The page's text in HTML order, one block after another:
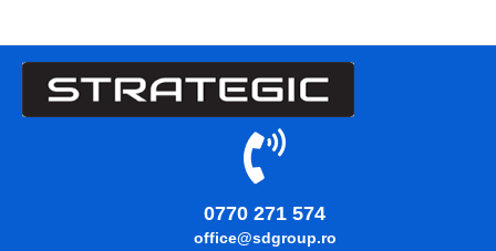
0770 271 574
office@sdgroup.ro